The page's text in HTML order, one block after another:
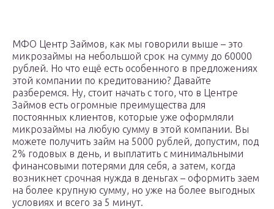
МФО Центр Займов, как мы говорили выше – это
микрозаймы на небольшой срок на сумму до 60000
рублей. Но что ещё есть особенного в предложениях
этой компании по кредитованию? Давайте
разберемся. Ну, стоит начать с того, что в Центре
Займов есть огромные преимущества для
постоянных клиентов, которые уже оформляли
микрозаймы на любую сумму в этой компании. Вы
можете получить займ на 5000 рублей, допустим, под
2% годовых в день, и выплатить с минимальными
финансовыми потерями для себя, а затем, когда
возникнет срочная нужда в деньгах – оформить заем
на более крупную сумму, но уже на более выгодных
условиях и всего за 5 минут.